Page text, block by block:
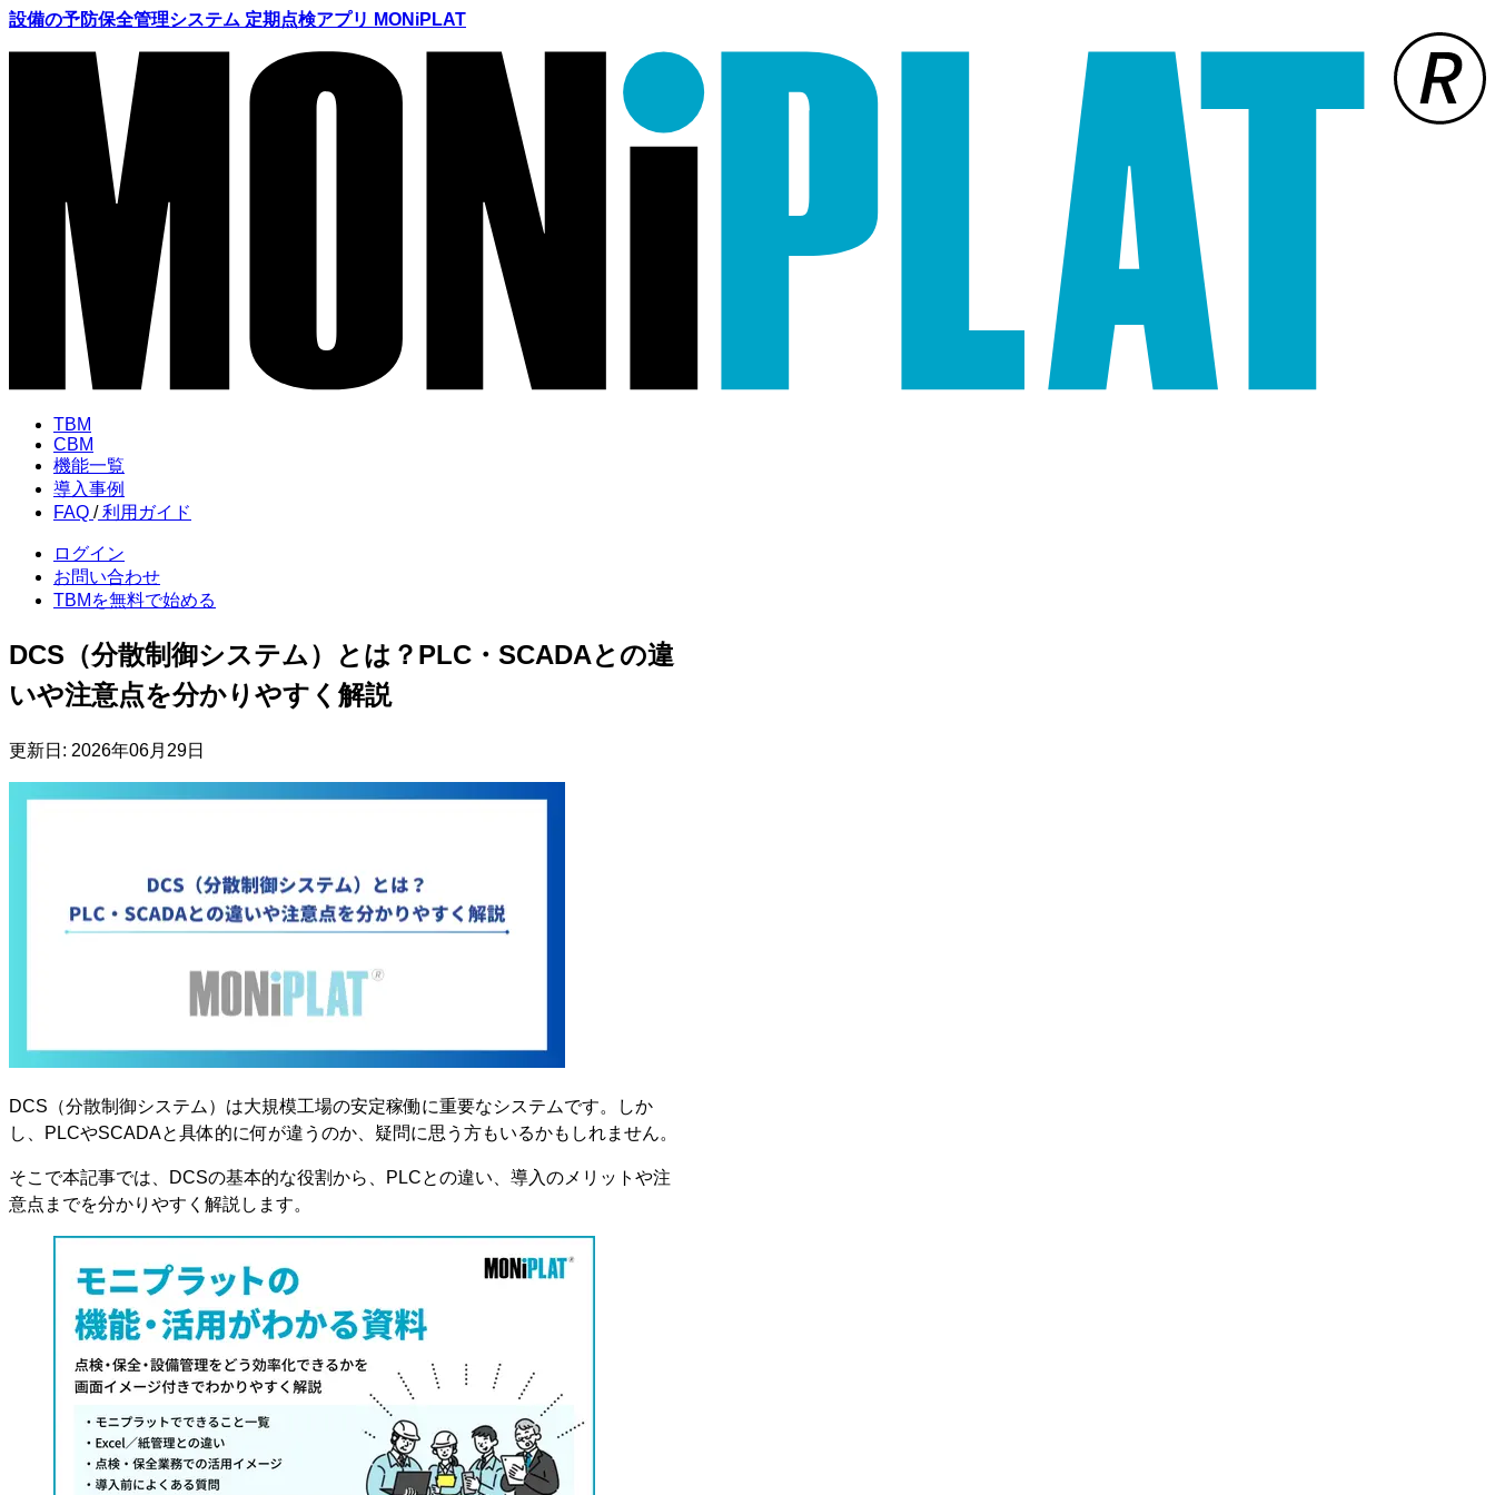
設備の予防保全管理システム 定期点検アプリ MONiPLAT
TBM
CBM
機能一覧
導入事例
FAQ / 利用 ガイド
ログイン
お問い合わせ
TBMを無料で始める
DCS（分散制御システム）とは？PLC・SCADAとの違
いや注意点を分かりやすく解説
更新日: 2026年06月29日
DCS（分散制御システム）は大規模工場の安定稼働に重要なシステムです。しか
し、PLCやSCADAと具体的に何が違うのか、疑問に思う方もいるかもしれません。
そこで本記事では、DCSの基本的な役割から、PLCとの違い、導入のメリットや注
意点までを分かりやすく解説します。